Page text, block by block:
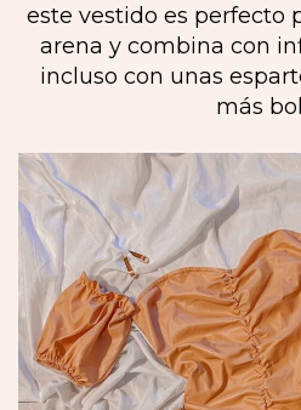
este vestido es perfecto
arena y combina con
incluso con unas
más